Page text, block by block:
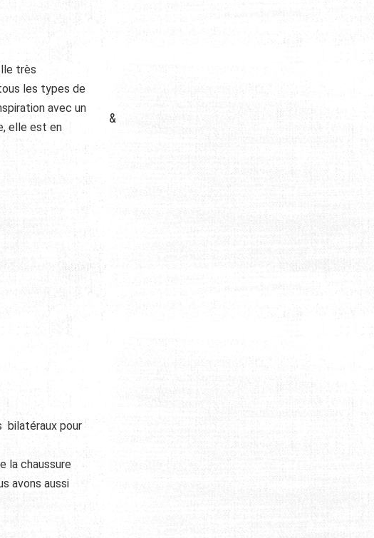
très
les types de
avec un
elle est en
bilatéraux pour
la chaussure
avons aussi
&